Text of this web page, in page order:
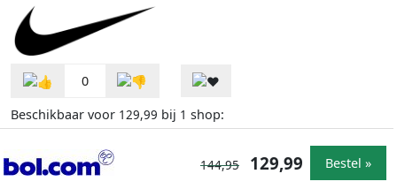
0
Beschikbaar voor 129,99 bij 1 shop:
144,95 129,99 Bestel »